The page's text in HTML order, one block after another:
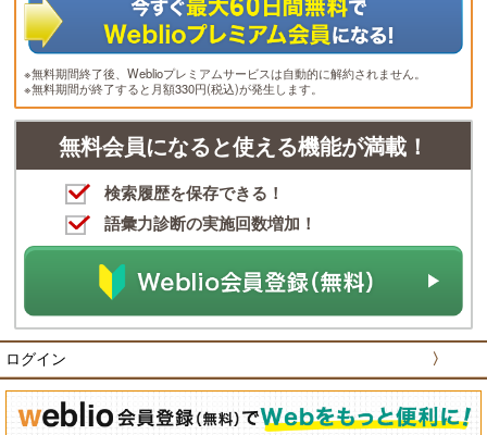
※無料期間終了後、Weblioプレミアムサービスは自動的に解約されません。
※無料期間が終了すると月額330円(税込)が発生します。
無料会員になると使える機能が満載！
検索履歴を保存できる！
語彙力診断の実施回数増加！
ログイン 〉